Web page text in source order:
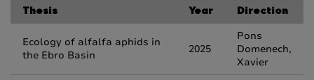
Thesis Year Direction
Ecology of alfalfa aphids in
the Ebro Basin
2025
Pons
Domenech,
Xavier